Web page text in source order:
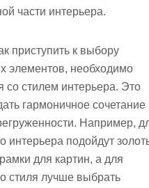
части интерьера.
приступить к выбору
элементов, необходимо
со стилем интерьера. Это
гармоничное сочетание
Например,
интерьера подойдут
для картин, а для
стиля лучше выбрать